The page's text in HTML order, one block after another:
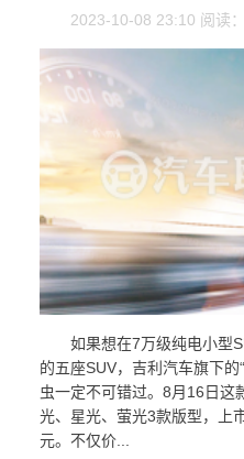
2023-10-08 23:10 阅读
如果想在7万级纯电小型
的五座SUV，吉利汽车旗下的
虫一定不可错过。8月16日这
光、星光、萤光3款版型，上
元。不仅价...